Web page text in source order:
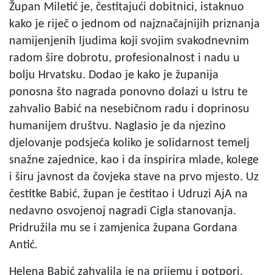
Župan Miletić je, čestitajući dobitnici, istaknuo
kako je riječ o jednom od najznačajnijih priznanja
namijenjenih ljudima koji svojim svakodnevnim
radom šire dobrotu, profesionalnost i nadu u
bolju Hrvatsku. Dodao je kako je županija
ponosna što nagrada ponovno dolazi u Istru te
zahvalio Babić na nesebičnom radu i doprinosu
humanijem društvu. Naglasio je da njezino
djelovanje podsjeća koliko je solidarnost temelj
snažne zajednice, kao i da inspirira mlade, kolege
i širu javnost da čovjeka stave na prvo mjesto. Uz
čestitke Babić, župan je čestitao i Udruzi AjA na
nedavno osvojenoj nagradi Cigla stanovanja.
Pridružila mu se i zamjenica župana Gordana
Antić.
Helena Babić zahvalila je na prijemu i potpori,